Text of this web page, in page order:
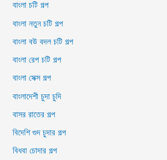
বাংলা চটি গল্প
বাংলা নতুন চটি গল্প
বাংলা বউ বদল চটি গল্প
বাংলা রেপ চটি গল্প
বাংলা সেক্স গল্প
বাংলাদেশী চুদা চুদি
বাসর রাতের গল্প
বিদেশি গুদ চুদার গল্প
বিধবা চোদার গল্প